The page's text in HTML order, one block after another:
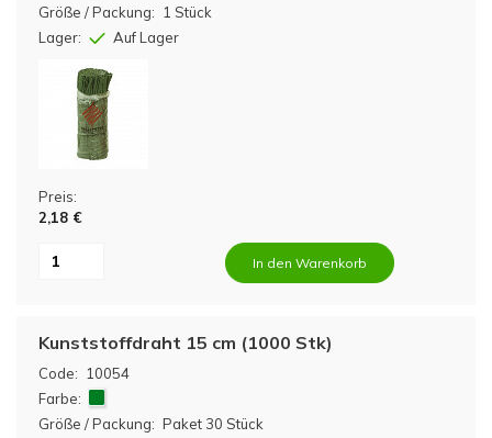
Größe / Packung:
1 Stück
Lager:
Auf Lager
Preis:
2,18 €
In den Warenkorb
Code: 10054
Kunststoffdraht 15 cm (1000 Stk)
Farbe:
Größe / Packung: Paket 30 Stück